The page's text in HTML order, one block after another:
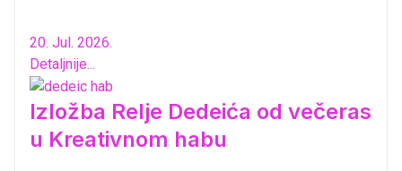
20. Jul. 2026.
Detaljnije...
Izložba Relje Dedeića od večeras
u Kreativnom habu